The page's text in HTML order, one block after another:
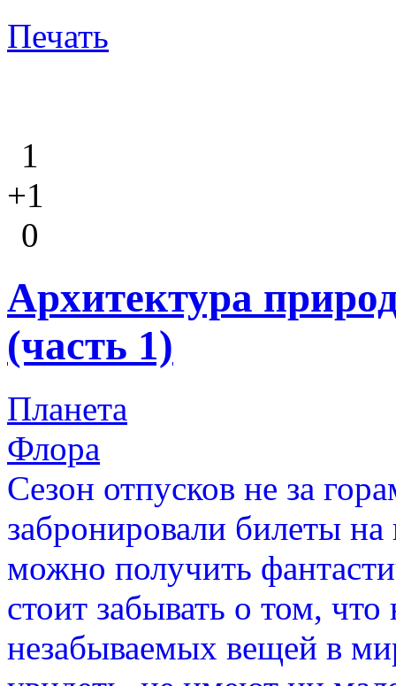
Печать
1
+1
0
Архитектура
(часть 1)
Планета
Флора
Сезон отпусков не за
забронировали билеты
можно получить
стоит забывать о том,
незабываемых вещей в